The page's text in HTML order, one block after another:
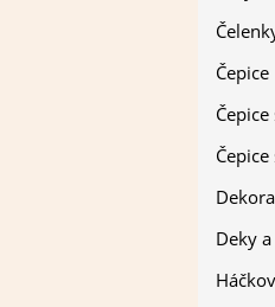
Čepice
Deky